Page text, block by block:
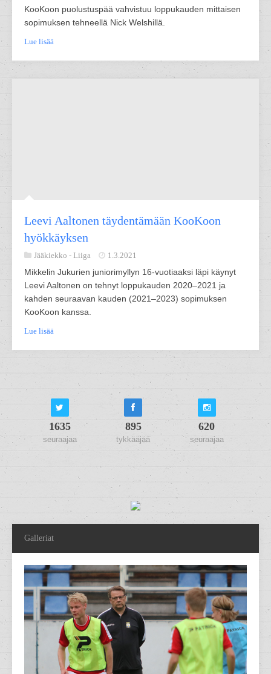
KooKoon puolustuspää vahvistuu loppukauden mittaisen
sopimuksen tehneellä Nick Welshillä.
Lue lisää
Leevi Aaltonen täydentämään KooKoon
hyökkäyksen
Jääkiekko - Liiga 1.3.2021
Mikkelin Jukurien juniorimyllyn 16-vuotiaaksi läpi käynyt
Leevi Aaltonen on tehnyt loppukauden 2020–2021 ja
kahden seuraavan kauden (2021–2023) sopimuksen
KooKoon kanssa.
Lue lisää
1635
seuraajaa
895
tykkääjää
620
seuraajaa
Galleriat